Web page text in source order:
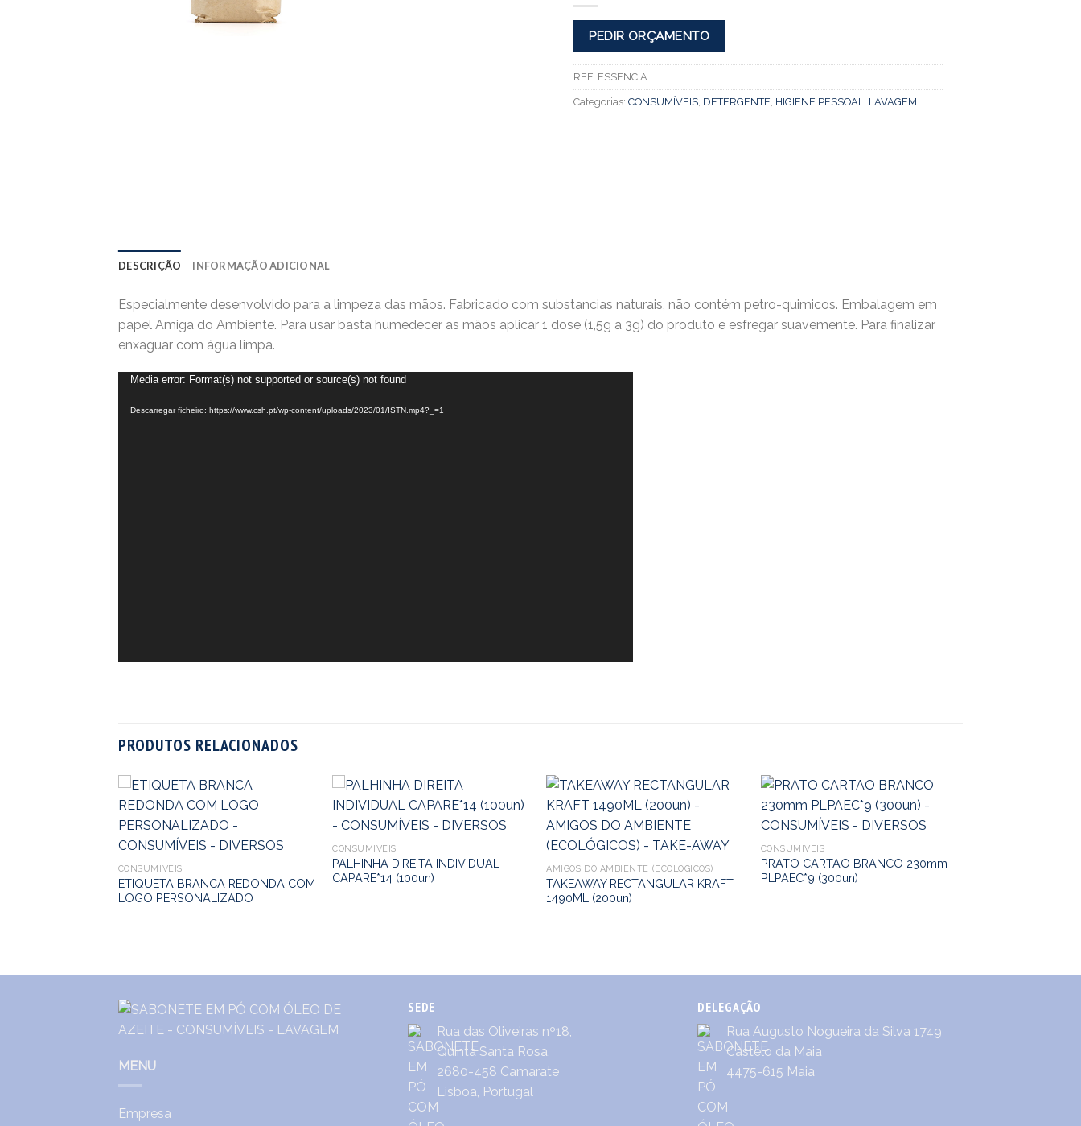
PEDIR ORÇAMENTO
REF: ESSENCIA
Categorias: CONSUMÍVEIS, DETERGENTE HIGIENE PESSOAL LAVAGEM
DESCRIÇÃO INFORMAÇÃO ADICIONAL
Especialmente desenvolvido para a limpeza das mãos. Fabricado com substancias naturais, não contém petro-quimicos. Embalagem em
papel Amiga do Ambiente. Para usar basta humedecer as mãos aplicar 1 dose (1,5g a 3g) do produto e esfregar suavemente. Para finalizar
enxaguar com água limpa.
Reprodutor
Media error: Format(s) not supported or source(s) not found
Descarregar ficheiro: https://www.csh.pt/wp-content/uploads/2023/01/ISTN.mp4?_=1
PRODUTOS RELACIONADOS
CONSUMÍVEIS
ETIQUETA BRANCA REDONDA COM
LOGO PERSONALIZADO
CONSUMÍVEIS
PALHINHA DIREITA INDIVIDUAL
CAPARE*14 (100un)
AMIGOS DO AMBIENTE (ECOLÓGICOS)
TAKEAWAY RECTANGULAR KRAFT
1490ML (200un)
CONSUMÍVEIS
PRATO CARTAO BRANCO 230mm
PLPAEC*9 (300un)
MENU
Empresa
SEDE
Rua das Oliveiras nº18,
Quinta Santa Rosa,
2680-458 Camarate
Lisboa, Portugal
DELEGAÇÃO
Rua Augusto Nogueira da Silva 1749
Castêlo da Maia
4475-615 Maia